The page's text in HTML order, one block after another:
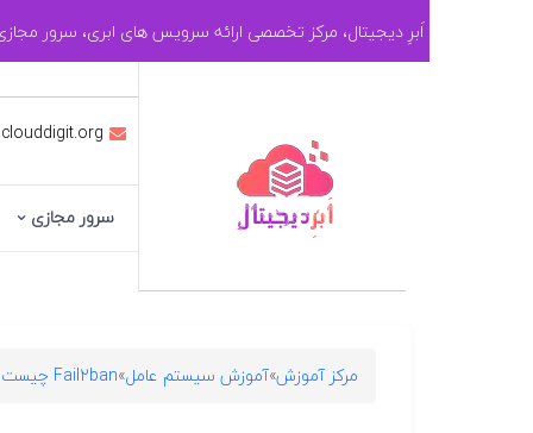
اَبرِ دیجیتال، مرکز تخصصی ارائه سرویس های ابری، سرور
سرور مجازی
مرکز آموزش»آموزش سیستم عامل»Fail2ban چیست و طریقه نصب در لینوکس